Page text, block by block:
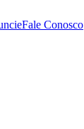
Fale Conosco